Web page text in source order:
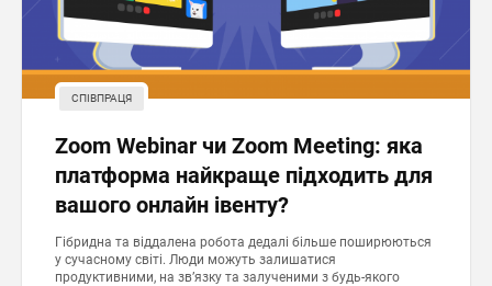
СПІВПРАЦЯ
Zoom Webinar чи Zoom Meeting: яка
платформа найкраще підходить для
вашого онлайн івенту?
Гібридна та віддалена робота дедалі більше поширюються
у сучасному світі. Люди можуть залишатися
продуктивними, на зв’язку та залученими з будь-якого